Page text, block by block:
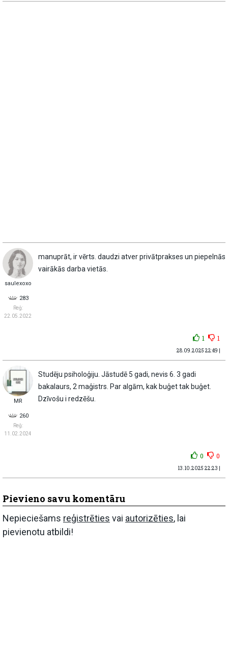
saulexoxo
283
Reģ:
22.05.2022
manuprāt, ir vērts. daudzi atver privātprakses un piepelnās
vairākās darba vietās.
1 1
28.09.2025 22:49 |
MR
260
Reģ:
11.02.2024
Studēju psiholoģiju. Jāstudē 5 gadi, nevis 6. 3 gadi
bakalaurs, 2 maģistrs. Par algām, kak buģet tak buģet.
Dzīvošu i redzēšu.
0 0
13.10.2025 22:23 |
Pievieno savu komentāru
Nepieciešams reģistrēties vai autorizēties, lai
pievienotu atbildi!